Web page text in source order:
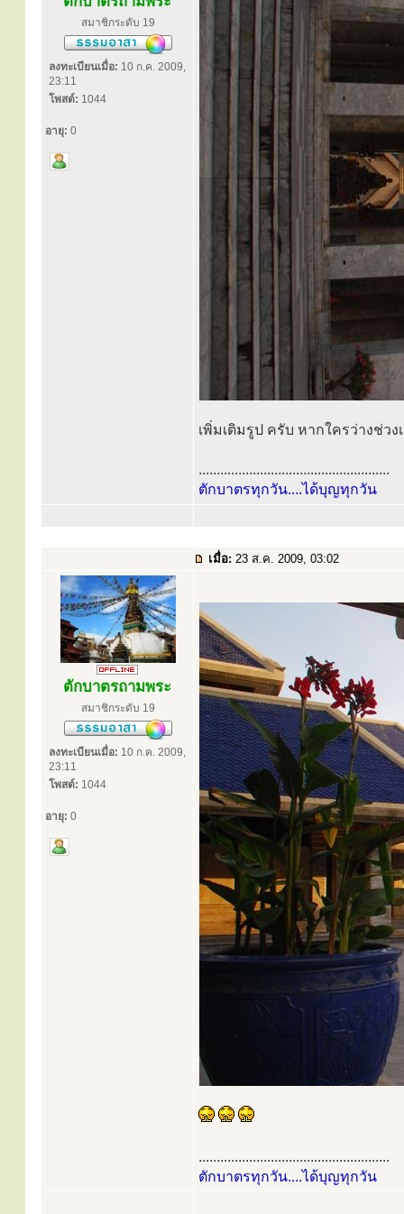
สมาชิกระดับ 19
ลงทะเบียนเมื่อ: 10 ก.ค. 2009,
23:11
โพสต์: 1044
อายุ: 0
เพิ่มเติมรูป ครับ หากใครว่างช่ว
.....................................................
ตักบาตรทุกวัน....ได้บุญทุกวัน
เมื่อ: 23 ส.ค. 2009, 03:02
ตักบาตรถามพระ
สมาชิกระดับ 19
ลงทะเบียนเมื่อ: 10 ก.ค. 2009,
23:11
โพสต์: 1044
อายุ: 0
.....................................................
ตักบาตรทุกวัน....ได้บุญทุกวัน